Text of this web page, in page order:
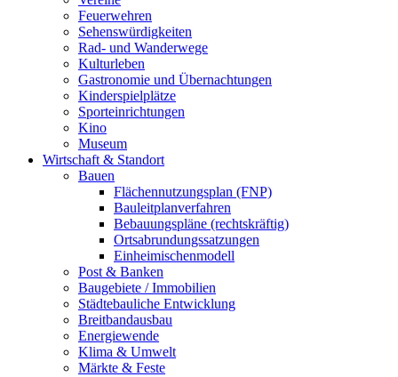
Feuerwehren
Sehenswürdigkeiten
Rad- und Wanderwege
Kulturleben
Gastronomie und Übernachtungen
Kinderspielplätze
Sporteinrichtungen
Kino
Museum
Wirtschaft & Standort
Bauen
Flächennutzungsplan (FNP)
Bauleitplanverfahren
Bebauungspläne (rechtskräftig)
Ortsabrundungssatzungen
Einheimischenmodell
Post & Banken
Baugebiete / Immobilien
Städtebauliche Entwicklung
Breitbandausbau
Energiewende
Klima & Umwelt
Märkte & Feste